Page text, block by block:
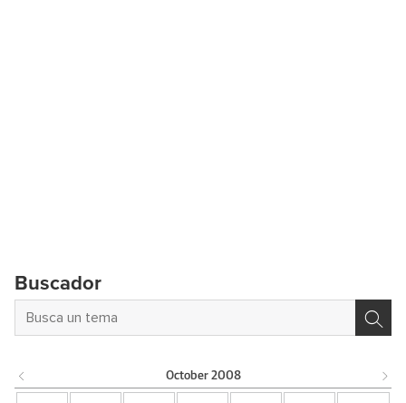
Buscador
October 2008